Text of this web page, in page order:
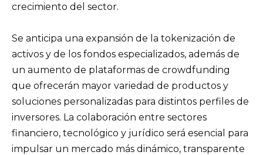
crecimiento del sector.
Se anticipa una expansión de la tokenización de
activos y de los fondos especializados, además de
un aumento de plataformas de crowdfunding
que ofrecerán mayor variedad de productos y
soluciones personalizadas para distintos perfiles de
inversores. La colaboración entre sectores
financiero, tecnológico y jurídico será esencial para
impulsar un mercado más dinámico, transparente